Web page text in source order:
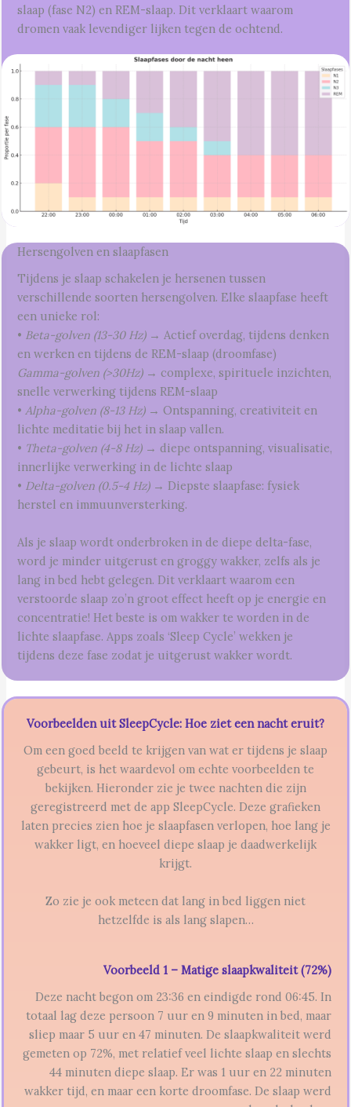
slaap (fase N2) en REM-slaap. Dit verklaart waarom
dromen vaak levendiger lijken tegen de ochtend.
Hersengolven en slaapfasen
Tijdens je slaap schakelen je hersenen tussen
verschillende soorten hersengolven. Elke slaapfase heeft
een unieke rol:
• Beta-golven (13-30 Hz) → Actief overdag, tijdens denken
en werken en tijdens de REM-slaap (droomfase)
Gamma-golven (>30Hz) →complexe, spirituele inzichten,
snelle verwerking tijdens REM-slaap
•Alpha-golven (8-13 Hz)→ Ontspanning, creativiteit en
lichte meditatie bij het in slaap vallen.
• Theta-golven (4-8 Hz)→ diepe ontspanning, visualisatie,
innerlijke verwerking in de lichte slaap
• Delta-golven (0.5-4 Hz)→ Diepste slaapfase: fysiek
herstel en immuunversterking.
Als je slaap wordt onderbroken in de diepe delta-fase,
word je minder uitgerust en groggy wakker, zelfs als je
lang in bed hebt gelegen. Dit verklaart waarom een
verstoorde slaap zo’n groot effect heeft op je energie en
concentratie! Het beste is om wakker te worden in de
lichte slaapfase. Apps zoals ‘Sleep Cycle’ wekken je
tijdens deze fase zodat je uitgerust wakker wordt.
Voorbeelden uit SleepCycle: Hoe ziet een nacht eruit?
Om een goed beeld te krijgen van wat er tijdens je slaap
gebeurt, is het waardevol om echte voorbeelden te
bekijken. Hieronder zie je twee nachten die zijn
geregistreerd met de app SleepCycle. Deze grafieken
laten precies zien hoe je slaapfasen verlopen, hoe lang je
wakker ligt, en hoeveel diepe slaap je daadwerkelijk
krijgt.
Zo zie je ook meteen dat lang in bed liggen niet
hetzelfde is als lang slapen…
Voorbeeld 1 – Matige slaapkwaliteit (72%)
Deze nacht begon om 23:36 en eindigde rond 06:45. In
totaal lag deze persoon 7 uur en 9 minuten in bed, maar
sliep maar 5 uur en 47 minuten. De slaapkwaliteit werd
gemeten op 72%, met relatief veel lichte slaap en slechts
44 minuten diepe slaap. Er was 1 uur en 22 minuten
wakker tijd, en maar een korte droomfase. De slaap werd